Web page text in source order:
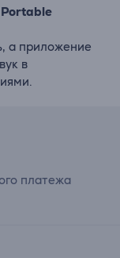
Portable
а приложение
в
платежа